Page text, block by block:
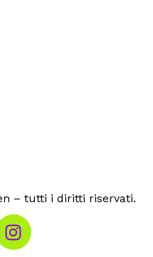
– tutti i diritti riservati.
la nostra pagina Facebook
Visita il nostro Instagram